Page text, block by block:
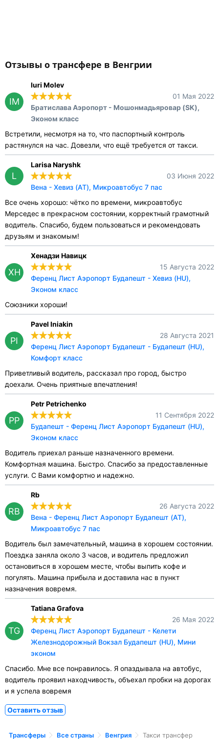
Отзывы о трансфере в Венгрии
IM
Iuri Molev
01 Мая 2022
Братислава Аэропорт - Мошонмадьяровар (SK),
Эконом класс
Встретили, несмотря на то, что паспортный контроль
растянулся на час. Довезли, что ещё требуется от такси.
L
Larisa Naryshk
03 Июня 2022
Вена - Хевиз (AT), Микроавтобус 7 пас
Все очень хорошо: чётко по времени, микроавтобус
Мерседес в прекрасном состоянии, корректный грамотный
водитель. Спасибо, будем пользоваться и рекомендовать
друзьям и знакомым!
ХН
Хенадзи Навицк
15 Августа 2022
Ференц Лист Аэропорт Будапешт - Хевиз (HU),
Эконом класс
Союзники хороши!
PI
Pavel Iniakin
28 Августа 2021
Ференц Лист Аэропорт Будапешт - Будапешт (HU),
Комфорт класс
Приветливый водитель, рассказал про город, быстро
доехали. Очень приятные впечатления!
PP
Petr Petrichenko
11 Сентября 2022
Будапешт - Ференц Лист Аэропорт Будапешт (HU),
Эконом класс
Водитель приехал раньше назначенного времени.
Комфортная машина. Быстро. Спасибо за предоставленные
услуги. С Вами комфортно и надежно.
RB
Rb
26 Августа 2022
Вена - Ференц Лист Аэропорт Будапешт (AT),
Микроавтобус 7 пас
Водитель был замечательный, машина в хорошем состоянии.
Поездка заняла около 3 часов, и водитель предложил
остановиться в хорошем месте, чтобы выпить кофе и
погулять. Машина прибыла и доставила нас в пункт
назначения вовремя.
TG
Tatiana Grafova
26 Мая 2022
Ференц Лист Аэропорт Будапешт - Келети
Железнодорожный Вокзал Будапешт (HU), Мини
эконом
Спасибо. Мне все понравилось. Я опаздывала на автобус,
водитель проявил находчивость, объехал пробки на дорогах
и я успела вовремя
Оставить отзыв
Трансферы Все страны Венгрия Такси трансфер